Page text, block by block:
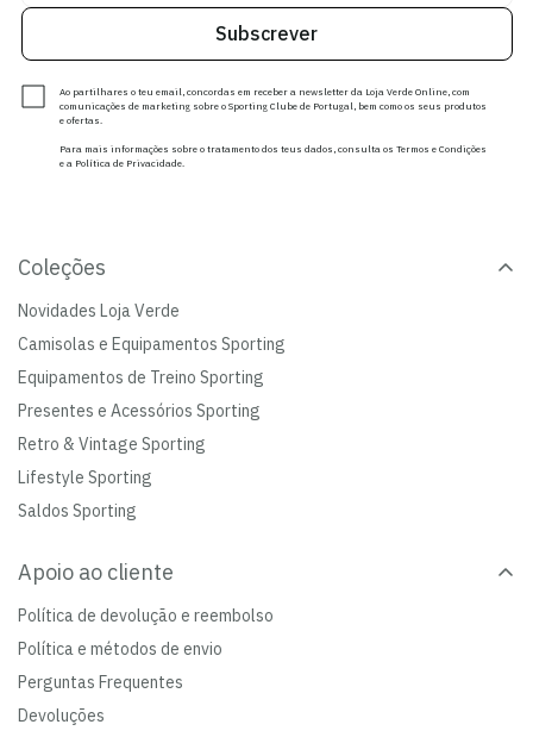
Subscrever
Ao partilhares o teu email, concordas em receber a newsletter da Loja Verde Online, com
comunicações de marketing sobre o Sporting Clube de Portugal, bem como os seus produtos
e ofertas.
Para mais informações sobre o tratamento dos teus dados, consulta os Termos e Condições
e a Política de Privacidade.
Coleções
Novidades Loja Verde
Camisolas e Equipamentos Sporting
Equipamentos de Treino Sporting
Presentes e Acessórios Sporting
Retro & Vintage Sporting
Lifestyle Sporting
Saldos Sporting
Apoio ao cliente
Política de devolução e reembolso
Política e métodos de envio
Perguntas Frequentes
Devoluções